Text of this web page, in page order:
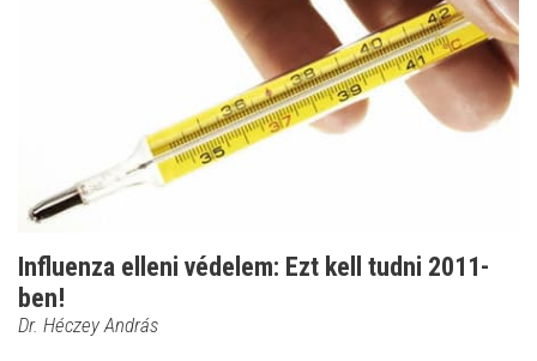
Influenza elleni védelem: Ezt kell tudni 2011-
ben!
Dr. Héczey András